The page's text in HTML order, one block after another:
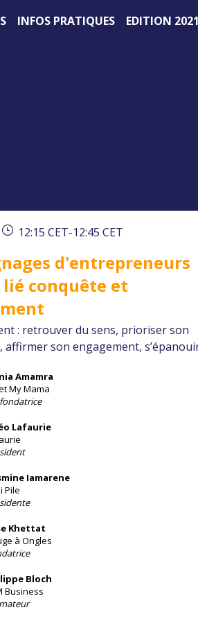
INFOS PRATIQUES EDITION 2021
12:15 CET-12:45 CET
d'entrepreneurs
conquête et
: retrouver du sens, prioriser son
affirmer son engagement,
Amamra
My Mama
Lafaurie
Iamarene
Pile
Khettat
à Ongles
Bloch
Business